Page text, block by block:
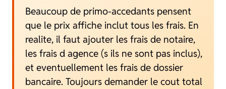
Beaucoup de primo-accedants pensent
que le prix affiche inclut tous les frais. En
realite, il faut ajouter les frais de notaire,
les frais d agence (s ils ne sont pas inclus),
et eventuellement les frais de dossier
bancaire. Toujours demander le cout total